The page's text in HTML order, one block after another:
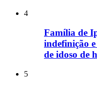
4
Família de
indefinição
de idoso de
5